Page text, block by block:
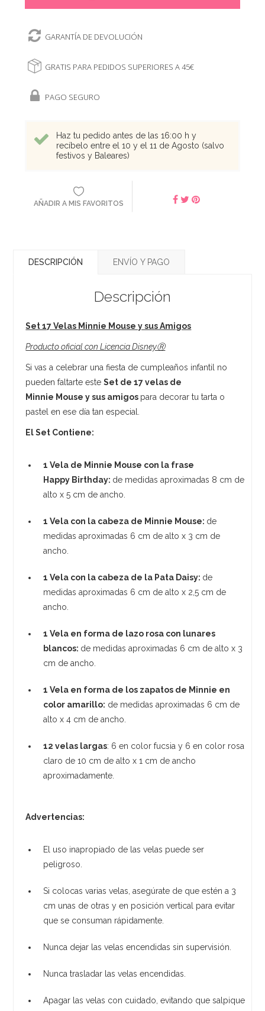
GARANTÍA DE DEVOLUCIÓN
GRATIS PARA PEDIDOS SUPERIORES A 45€
PAGO SEGURO
Haz tu pedido antes de las 16:00 h y
recíbelo entre el 10 y el 11 de Agosto (salvo
festivos y Baleares)
AÑADIR A MIS FAVORITOS
DESCRIPCIÓN ENVÍO Y PAGO
Descripción
Set 17 Velas Minnie Mouse y sus Amigos
Producto oficial con Licencia DisneyⓇ
Si vas a celebrar una fiesta de cumpleaños infantil no
pueden faltarte esteSet de 17 velas de
Minnie Mouse y sus amigos para decorar tu tarta o
pastel en ese día tan especial.
El Set Contiene:
1 Vela de Minnie Mouse con la frase
Happy Birthday: de medidas aproximadas 8 cm de
alto x 5 cm de ancho.
1 Vela con la cabeza de Minnie Mouse: de
medidas aproximadas 6 cm de alto x 3 cm de
ancho.
1 Vela con la cabeza de la Pata Daisy: de
medidas aproximadas 6 cm de alto x 2,5 cm de
ancho.
1 Vela en forma de lazo rosa con lunares
blancos: de medidas aproximadas 6 cm de alto x 3
cm de ancho.
1 Vela en forma de los zapatos de Minnie en
color amarillo: de medidas aproximadas 6 cm de
alto x 4 cm de ancho.
12 velas largas: 6 en color fucsia y 6 en color rosa
claro de 10 cm de alto x 1 cm de ancho
aproximadamente.
Advertencias:
El uso inapropiado de las velas puede ser
peligroso.
Si colocas varias velas, asegúrate de que estén a 3
cm unas de otras y en posición vertical para evitar
que se consuman rápidamente.
Nunca dejar las velas encendidas sin supervisión.
Nunca trasladar las velas encendidas.
Apagar las velas con cuidado, evitando que salpique